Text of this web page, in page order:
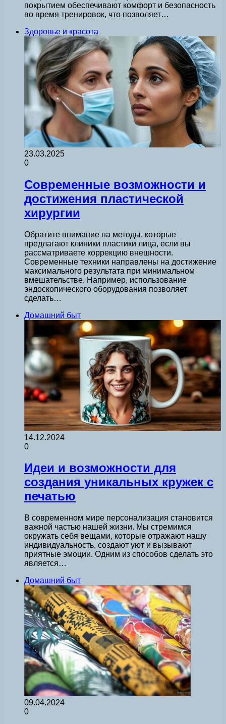
покрытием обеспечивают комфорт и безопасность
во время тренировок, что позволяет…
Здоровье и красота
23.03.2025
0
Современные возможности и
достижения пластической
хирургии
Обратите внимание на методы, которые
предлагают клиники пластики лица, если вы
рассматриваете коррекцию внешности.
Современные техники направлены на достижение
максимального результата при минимальном
вмешательстве. Например, использование
эндоскопического оборудования позволяет
сделать…
Домашний быт
14.12.2024
0
Идеи и возможности для
создания уникальных кружек с
печатью
В современном мире персонализация становится
важной частью нашей жизни. Мы стремимся
окружать себя вещами, которые отражают нашу
индивидуальность, создают уют и вызывают
приятные эмоции. Одним из способов сделать это
является…
Домашний быт
09.04.2024
0